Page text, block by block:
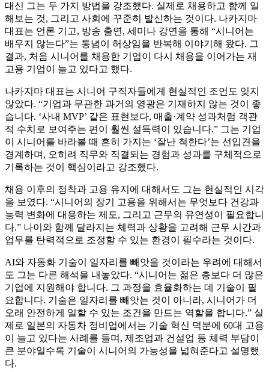
대신 그는 두 가지 방법을 강조했다. 실제로 채용하고 함께 일
해보는 것, 그리고 사회에 꾸준히 발신하는 것이다. 나카지마
대표는 언론 기고, 방송 출연, 세미나 강연을 통해 “시니어는
배우지 않는다”는 통념이 허상임을 반복해 이야기해 왔다. 그
결과, 처음 시니어를 채용한 기업이 다시 채용을 이어가는 재
고용 기업이 늘고 있다고 했다.
나카지마 대표는 시니어 구직자들에게 현실적인 조언도 잊지
않았다. “기업과 무관한 과거의 영광은 기재하지 않는 것이 좋
습니다. ‘사내 MVP’ 같은 표현보다, 매출·계약 성과처럼 객관
적 수치로 보여주는 편이 훨씬 설득력이 있습니다.” 그는 기업
이 시니어를 바라볼 때 흔히 가지는 ‘잘난 척한다’는 선입견을
경계하며, 오히려 직무와 직결되는 경험과 성과를 구체적으로
기록하는 것이 핵심이라고 강조했다.
채용 이후의 정착과 고용 유지에 대해서도 그는 현실적인 시각
을 보였다. “시니어의 장기 고용을 위해서는 무엇보다 건강과
능력 변화에 대응하는 제도, 그리고 근무의 유연성이 필요합니
다.” 나이와 함께 달라지는 체력과 상황을 고려해 근무 시간과
업무를 탄력적으로 조정할 수 있는 환경이 필수라는 것이다.
AI와 자동화 기술이 일자리를 빼앗을 것이라는 우려에 대해서
도 그는 다른 해석을 내놓았다. “시니어는 젊은 층보다 더 많은
기업에 지원해야 합니다. 그 과정을 효율화하는 데 기술이 필
요합니다. 기술은 일자리를 빼앗는 것이 아니라, 시니어가 더
오래 안전하게 일할 수 있는 조건을 만드는 역할을 합니다.” 실
제로 일본의 자동차 정비업에서는 기술 혁신 덕분에 60대 고용
이 늘고 있다는 사례를 들며, 제조업과 건설업 등 체력 부담이
큰 분야일수록 기술이 시니어의 가능성을 넓혀준다고 설명했
다.